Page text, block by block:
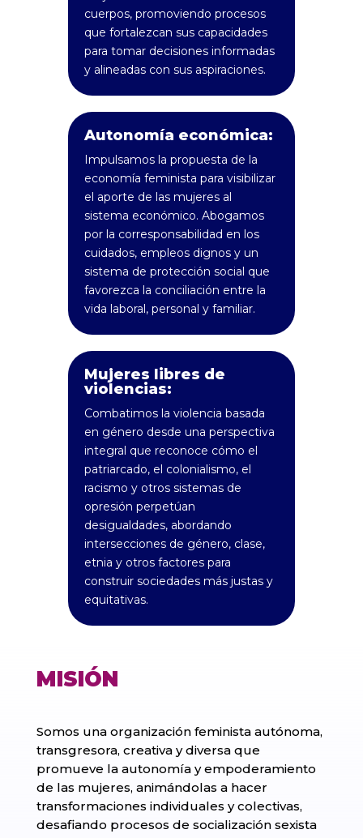
cuerpos, promoviendo procesos
que fortalezcan sus capacidades
para tomar decisiones informadas
y alineadas con sus aspiraciones.
Autonomía económica:
Impulsamos la propuesta de la
economía feminista para visibilizar
el aporte de las mujeres al
sistema económico. Abogamos
por la corresponsabilidad en los
cuidados, empleos dignos y un
sistema de protección social que
favorezca la conciliación entre la
vida laboral, personal y familiar.
Mujeres libres de
violencias:
Combatimos la violencia basada
en género desde una perspectiva
integral que reconoce cómo el
patriarcado, el colonialismo, el
racismo y otros sistemas de
opresión perpetúan
desigualdades, abordando
intersecciones de género, clase,
etnia y otros factores para
construir sociedades más justas y
equitativas.
MISIÓN
Somos una organización feminista autónoma,
transgresora, creativa y diversa que
promueve la autonomía y empoderamiento
de las mujeres, animándolas a hacer
transformaciones individuales y colectivas,
desafiando procesos de socialización sexista